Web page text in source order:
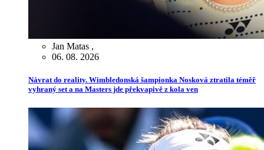
Jan Matas ,
06. 08. 2026
Návrat do reality. Wimbledonská šampionka Nosková ztratila téměř
vyhraný set a na Masters jde překvapivě z kola ven